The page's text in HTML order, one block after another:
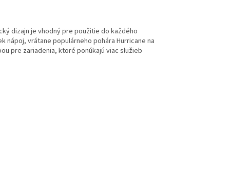
dizajn je vhodný pre použitie do každého
nápoj, vrátane populárneho pohára Hurricane na
pre zariadenia, ktoré ponúkajú viac služieb